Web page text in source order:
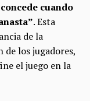
cuando
. Esta
de la
de los jugadores,
el juego en la